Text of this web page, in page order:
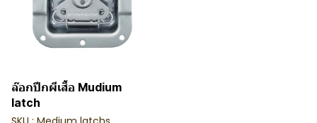
ล๊อกปีกผีเสื้อ Mudium
latch